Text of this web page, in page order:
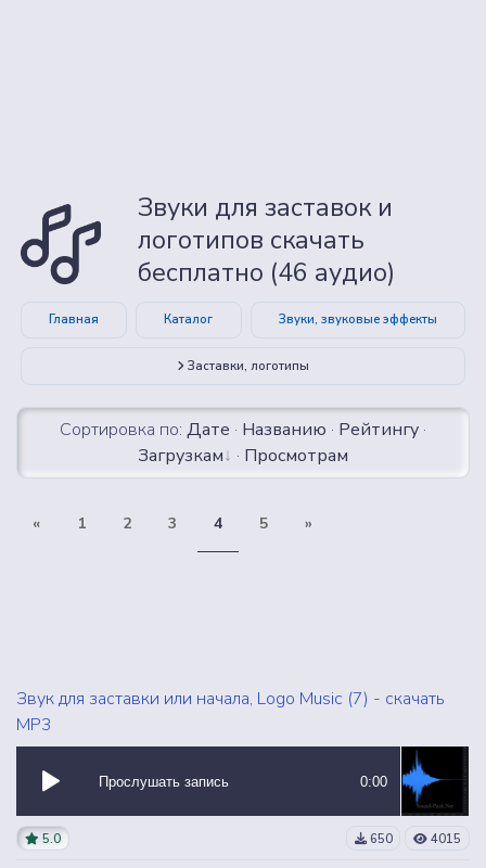
Звуки для заставок и
логотипов скачать
бесплатно (46 аудио)
Главная Каталог Звуки, звуковые эффекты
Заставки, логотипы
Сортировка по: Дате · Названию · Рейтингу ·
Загрузкам
· Просмотрам
« 1 2 3 4 5 »
Звук для заставки или начала, Logo Music (7) - скачать
MP3
Прослушать запись 0:00
5.0 650 4015